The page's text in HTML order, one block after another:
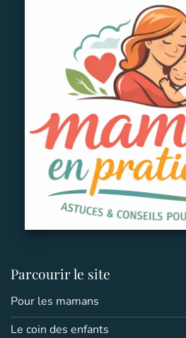
Parcourir le site
Pour les mamans
Le coin des enfants